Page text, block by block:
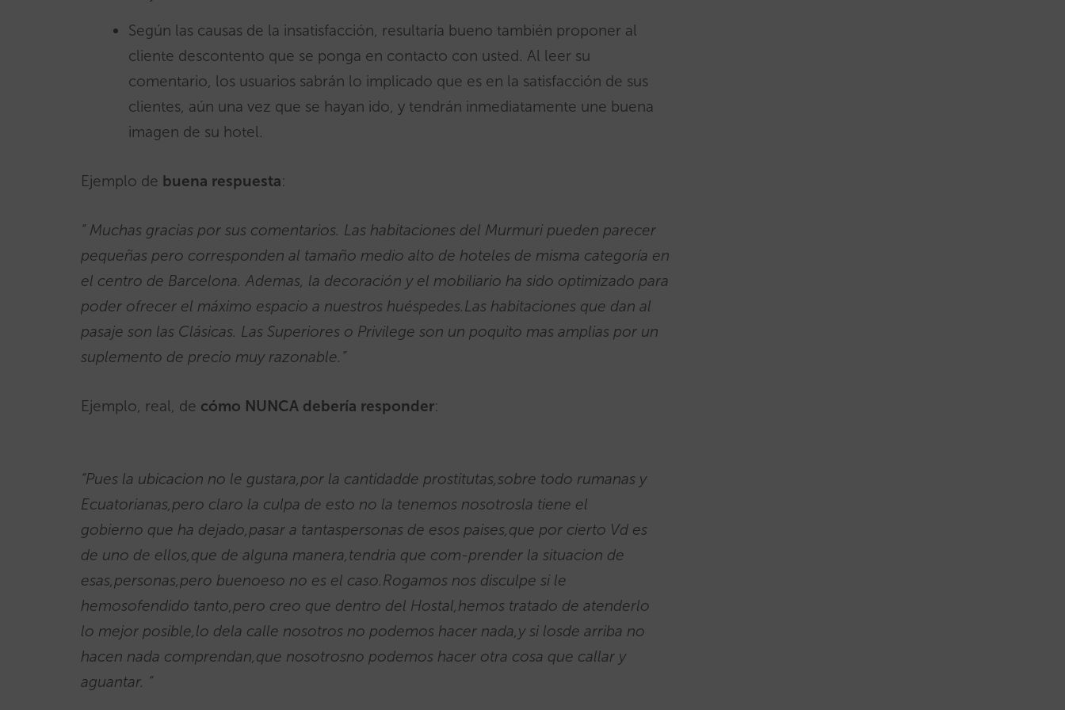
Según las causas de la insatisfacción, resultaría bueno también proponer al
cliente descontento que se ponga en contacto con usted. Al leer su
comentario, los usuarios sabrán lo implicado que es en la satisfacción de sus
clientes, aún una vez que se hayan ido, y tendrán inmediatamente une buena
imagen de su hotel.
Ejemplo de buena respuesta:
” Muchas gracias por sus comentarios. Las habitaciones del Murmuri pueden parecer
pequeñas pero corresponden al tamaño medio alto de hoteles de misma categoría en
el centro de Barcelona. Ademas, la decoración y el mobiliario ha sido optimizado para
poder ofrecer el máximo espacio a nuestros huéspedes.Las habitaciones que dan al
pasaje son las Clásicas. Las Superiores o Privilege son un poquito mas amplias por un
suplemento de precio muy razonable.”
Ejemplo, real, de cómo NUNCA debería responder:
“Pues la ubicacion no le gustara,por la cantidadde prostitutas,sobre todo rumanas y
Ecuatorianas,pero claro la culpa de esto no la tenemos nosotrosla tiene el
gobierno que ha dejado,pasar a tantaspersonas de esos paises,que por cierto Vd es
de uno de ellos,que de alguna manera,tendria que com-prender la situacion de
esas,personas,pero buenoeso no es el caso.Rogamos nos disculpe si le
hemosofendido tanto,pero creo que dentro del Hostal,hemos tratado de atenderlo
lo mejor posible,lo dela calle nosotros no podemos hacer nada,y si losde arriba no
hacen nada comprendan,que nosotrosno podemos hacer otra cosa que callar y
aguantar. “